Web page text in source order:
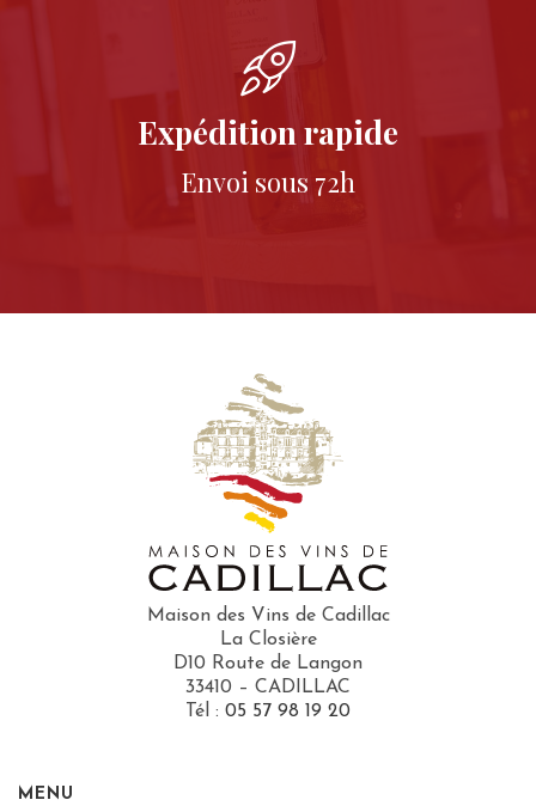
Expédition rapide
Envoi sous 72h
Maison des Vins de Cadillac
La Closière
D10 Route de Langon
33410 – CADILLAC
Tél : 05 57 98 19 20
MENU